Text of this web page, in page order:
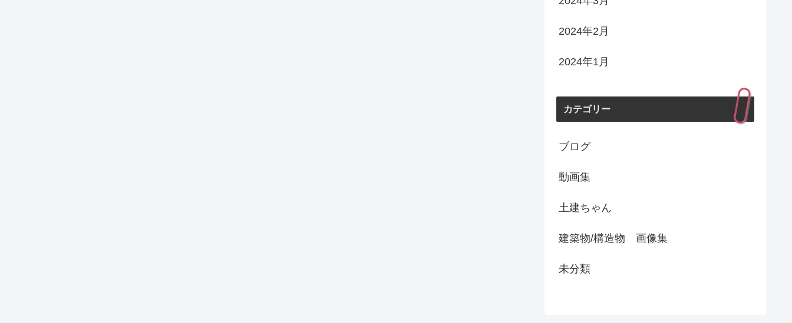
2024年2月
2024年1月
カテゴリー
ブログ
動画集
土建ちゃん
建築物/構造物 画像集
未分類